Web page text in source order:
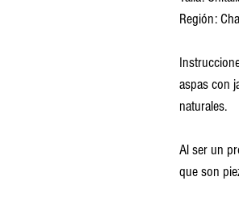
Región:
aspas con
naturales.
Al ser un
que son